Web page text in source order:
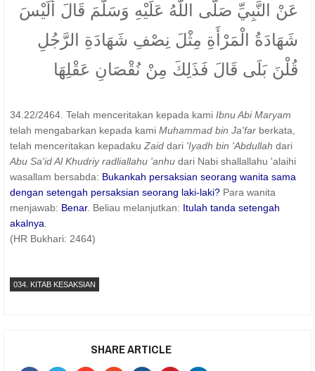
عَنْ النَّبِيِّ صَلَّى اللَّهُ عَلَيْهِ وَسَلَّمَ قَالَ أَلَيْسَ
شَهَادَةُ الْمَرْأَةِ مِثْلَ نِصْفِ شَهَادَةِ الرَّجُلِ
قُلْنَ بَلَى قَالَ فَذَلِكَ مِنْ نُقْصَانِ عَقْلِهَا
34.22/2464. Telah menceritakan kepada kami Ibnu Abi Maryam
telah mengabarkan kepada kami Muhammad bin Ja'far berkata,
telah menceritakan kepadaku Zaid dari 'Iyadh bin 'Abdullah dari
Abu Sa'id Al Khudriy radliallahu 'anhu dari Nabi shallallahu 'alaihi
wasallam bersabda: Bukankah persaksian seorang wanita sama
dengan setengah persaksian seorang laki-laki? Para wanita
menjawab: Benar. Beliau melanjutkan: Itulah tanda setengah
akalnya
(HR Bukhari: 2464)
034. KITAB KESAKSIAN
SHARE ARTICLE